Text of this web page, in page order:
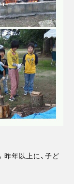
年以上に、子ど